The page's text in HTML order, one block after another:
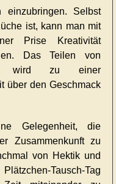
einzubringen. Selbst
ist, kann man mit
Prise Kreativität
Das Teilen von
wird zu einer
über den Geschmack
Gelegenheit, die
Zusammenkunft zu
von Hektik und
Tausch-Tag